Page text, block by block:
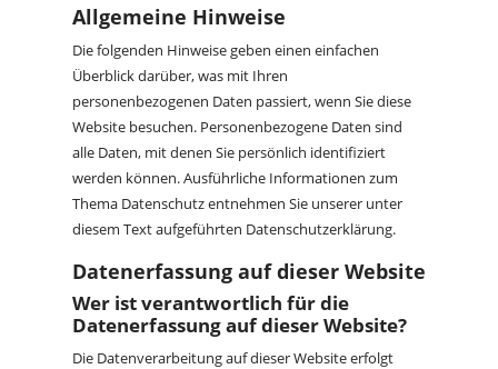
Allgemeine Hinweise
Die folgenden Hinweise geben einen einfachen
Überblick darüber, was mit Ihren
personenbezogenen Daten passiert, wenn Sie diese
Website besuchen. Personenbezogene Daten sind
alle Daten, mit denen Sie persönlich identifiziert
werden können. Ausführliche Informationen zum
Thema Datenschutz entnehmen Sie unserer unter
diesem Text aufgeführten Datenschutzerklärung.
Datenerfassung auf dieser Website
Wer ist verantwortlich für die
Datenerfassung auf dieser Website?
Die Datenverarbeitung auf dieser Website erfolgt